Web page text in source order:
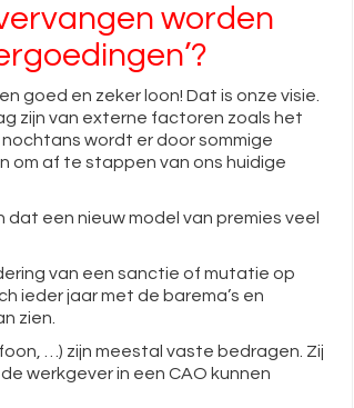
worden
goed en zeker loon! Dat is onze visie.
zijn van externe factoren zoals het
wordt er door sommige
om af te stappen van ons huidige
een nieuw model van premies veel
van een sanctie of mutatie op
ieder jaar met de barema’s en
zien.
…) zijn meestal vaste bedragen. Zij
werkgever in een CAO kunnen